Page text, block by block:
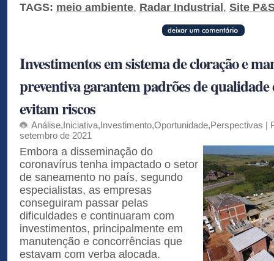
TAGS: meio ambiente, Radar Industrial, Site
Investimentos em sistema de cloração e
preventiva garantem padrões de qualidade
evitam riscos
Análise,Iniciativa,Investimento,Oportunidade,Perspectivas |
setembro de 2021
Embora a disseminação do
coronavírus tenha impactado o setor
de saneamento no país, segundo
especialistas, as empresas
conseguiram passar pelas
dificuldades e continuaram com
investimentos, principalmente em
manutenção e concorrências que
estavam com verba alocada.